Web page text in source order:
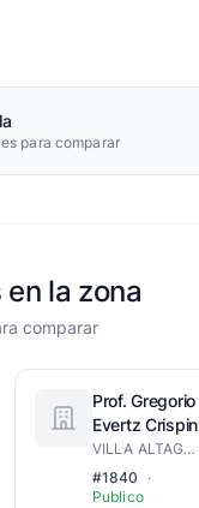
para comparar
la zona
comparar
Prof. Gregorio
Evertz Crispin
VILLA ALTAGRACIA
#1840
·
Publico